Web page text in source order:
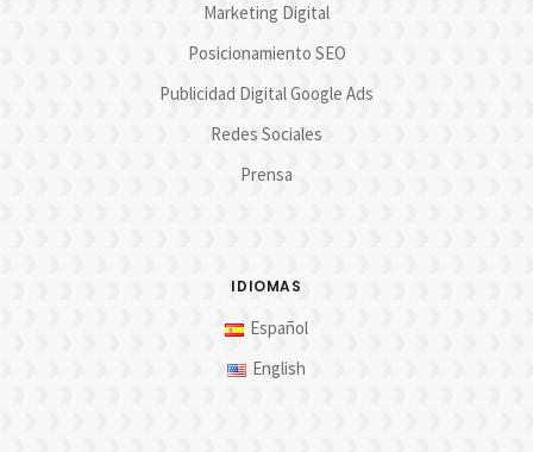
Marketing Digital
Posicionamiento SEO
Publicidad Digital Google Ads
Redes Sociales
Prensa
IDIOMAS
Español
English